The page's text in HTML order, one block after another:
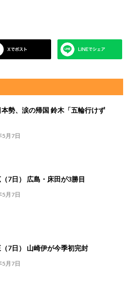
勢、涙の帰国 鈴木「五輪行けず
月7日
7日） 広島・床田が3勝目
月7日
7日） 山崎伊が今季初完封
月7日